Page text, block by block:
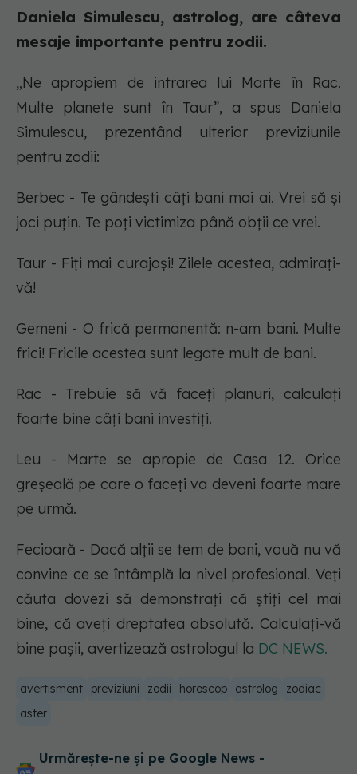
Daniela Simulescu, astrolog, are câteva
mesaje importante pentru zodii.
„Ne apropiem de intrarea lui Marte în Rac.
Multe planete sunt în Taur”, a spus Daniela
Simulescu, prezentând ulterior previziunile
pentru zodii:
Berbec - Te gândești câți bani mai ai. Vrei să și
joci puțin. Te poți victimiza până obții ce vrei.
Taur - Fiți mai curajoși! Zilele acestea, admirați-
vă!
Gemeni - O frică permanentă: n-am bani. Multe
frici! Fricile acestea sunt legate mult de bani.
Rac - Trebuie să vă faceți planuri, calculați
foarte bine câți bani investiți.
Leu - Marte se apropie de Casa 12. Orice
greșeală pe care o faceți va deveni foarte mare
pe urmă.
Fecioară - Dacă alții se tem de bani, vouă nu vă
convine ce se întâmplă la nivel profesional. Veți
căuta dovezi să demonstrați că știți cel mai
bine, că aveți dreptatea absolută. Calculați-vă
bine pașii, avertizează astrologul la DC NEWS.
avertisment previziuni zodii horoscop astrolog
zodiac
aster
Urmărește-ne și pe Google News -